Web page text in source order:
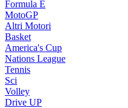
Formula E
MotoGP
Altri Motori
Basket
America's Cup
Nations League
Tennis
Sci
Volley
Drive UP